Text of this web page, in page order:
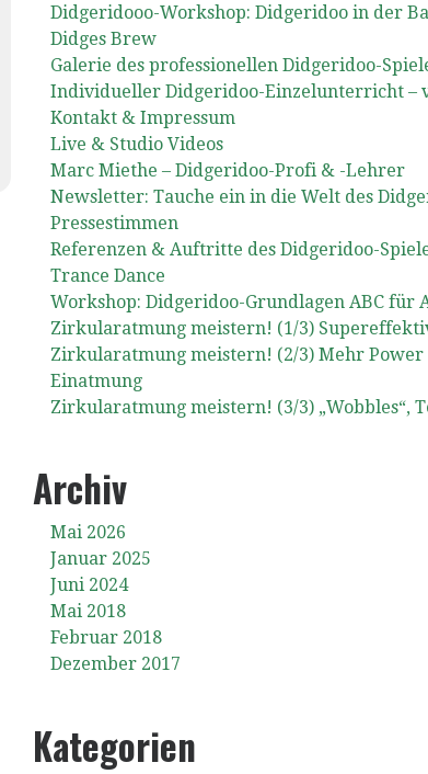
Didgeridooo-Workshop: Didgeridoo in der
Didges Brew
Galerie des professionellen Didgeridoo-
Individueller Didgeridoo-Einzelunterricht –
Kontakt & Impressum
Live & Studio Videos
Marc Miethe – Didgeridoo-Profi & -Lehrer
Newsletter: Tauche ein in die Welt des
Pressestimmen
Referenzen & Auftritte des Didgeridoo-
Trance Dance
Workshop: Didgeridoo-Grundlagen ABC für
Zirkularatmung meistern! (1/3)
Zirkularatmung meistern! (2/3) Mehr
Einatmung
Zirkularatmung meistern! (3/3) „Wobbles“,
Archiv
Mai 2026
Januar 2025
Juni 2024
Mai 2018
Februar 2018
Dezember 2017
Kategorien